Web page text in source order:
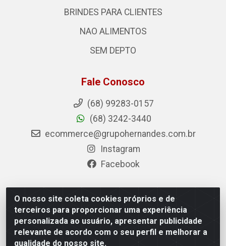
O nosso site coleta cookies próprios e de
terceiros para proporcionar uma experiência
personalizada ao usuário, apresentar publicidade
relevante de acordo com o seu perfil e melhorar a
qualidade do nosso site.
BRINDES PARA CLIENTES
NAO ALIMENTOS
SEM DEPTO
Fale Conosco
(68) 99283-0157
(68) 3242-3440
ecommerce@grupohernandes.com.br
Instagram
Facebook
Hernandes - Atacado e Distribuições - Rodovia
Transacreana, 2155 - Floresta Sul, Rio Branco/AC - CEP
69.912-290 - CNPJ 12.996.556/0001-69